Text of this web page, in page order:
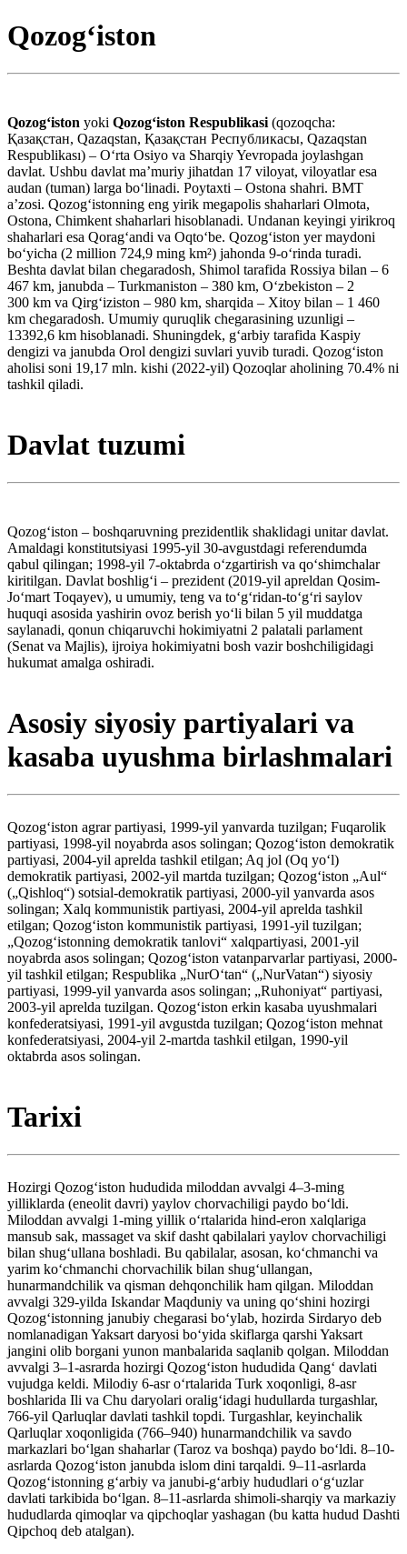
Qozog‘iston
Qozogʻiston yoki Qozogʻiston Respublikasi (qozoqcha:
Қазақстан, Qazaqstan, Қазақстан Республикасы, Qazaqstan
Respublikası) – Oʻrta Osiyo va Sharqiy Yevropada joylashgan
davlat. Ushbu davlat maʼmuriy jihatdan 17 viloyat, viloyatlar esa
audan (tuman) larga boʻlinadi. Poytaxti – Ostona shahri. BMT
aʼzosi. Qozogʻistonning eng yirik megapolis shaharlari Olmota,
Ostona, Chimkent shaharlari hisoblanadi. Undanan keyingi yirikroq
shaharlari esa Qoragʻandi va Oqtoʻbe. Qozogʻiston yer maydoni
boʻyicha (2 million 724,9 ming km²) jahonda 9-oʻrinda turadi.
Beshta davlat bilan chegaradosh, Shimol tarafida Rossiya bilan – 6
467 km, janubda – Turkmaniston – 380 km, Oʻzbekiston – 2
300 km va Qirgʻiziston – 980 km, sharqida – Xitoy bilan – 1 460
km chegaradosh. Umumiy quruqlik chegarasining uzunligi –
13392,6 km hisoblanadi. Shuningdek, gʻarbiy tarafida Kaspiy
dengizi va janubda Orol dengizi suvlari yuvib turadi. Qozogʻiston
aholisi soni 19,17 mln. kishi (2022-yil) Qozoqlar aholining 70.4% ni
tashkil qiladi.
Davlat tuzumi
Qozogʻiston – boshqaruvning prezidentlik shaklidagi unitar davlat.
Amaldagi konstitutsiyasi 1995-yil 30-avgustdagi referendumda
qabul qilingan; 1998-yil 7-oktabrda oʻzgartirish va qoʻshimchalar
kiritilgan. Davlat boshligʻi – prezident (2019-yil apreldan Qosim-
Joʻmart Toqayev), u umumiy, teng va toʻgʻridan-toʻgʻri saylov
huquqi asosida yashirin ovoz berish yoʻli bilan 5 yil muddatga
saylanadi, qonun chiqaruvchi hokimiyatni 2 palatali parlament
(Senat va Majlis), ijroiya hokimiyatni bosh vazir boshchiligidagi
hukumat amalga oshiradi.
Asosiy siyosiy partiyalari va
kasaba uyushma birlashmalari
Qozogʻiston agrar partiyasi, 1999-yil yanvarda tuzilgan; Fuqarolik
partiyasi, 1998-yil noyabrda asos solingan; Qozogʻiston demokratik
partiyasi, 2004-yil aprelda tashkil etilgan; Aq jol (Oq yoʻl)
demokratik partiyasi, 2002-yil martda tuzilgan; Qozogʻiston „Aul“
(„Qishloq“) sotsial-demokratik partiyasi, 2000-yil yanvarda asos
solingan; Xalq kommunistik partiyasi, 2004-yil aprelda tashkil
etilgan; Qozogʻiston kommunistik partiyasi, 1991-yil tuzilgan;
„Qozogʻistonning demokratik tanlovi“ xalqpartiyasi, 2001-yil
noyabrda asos solingan; Qozogʻiston vatanparvarlar partiyasi, 2000-
yil tashkil etilgan; Respublika „NurOʻtan“ („NurVatan“) siyosiy
partiyasi, 1999-yil yanvarda asos solingan; „Ruhoniyat“ partiyasi,
2003-yil aprelda tuzilgan. Qozogʻiston erkin kasaba uyushmalari
konfederatsiyasi, 1991-yil avgustda tuzilgan; Qozogʻiston mehnat
konfederatsiyasi, 2004-yil 2-martda tashkil etilgan, 1990-yil
oktabrda asos solingan.
Tarixi
Hozirgi Qozogʻiston hududida miloddan avvalgi 4–3-ming
yilliklarda (eneolit davri) yaylov chorvachiligi paydo boʻldi.
Miloddan avvalgi 1-ming yillik oʻrtalarida hind-eron xalqlariga
mansub sak, massaget va skif dasht qabilalari yaylov chorvachiligi
bilan shugʻullana boshladi. Bu qabilalar, asosan, koʻchmanchi va
yarim koʻchmanchi chorvachilik bilan shugʻullangan,
hunarmandchilik va qisman dehqonchilik ham qilgan. Miloddan
avvalgi 329-yilda Iskandar Maqduniy va uning qoʻshini hozirgi
Qozogʻistonning janubiy chegarasi boʻylab, hozirda Sirdaryo deb
nomlanadigan Yaksart daryosi boʻyida skiflarga qarshi Yaksart
jangini olib borgani yunon manbalarida saqlanib qolgan. Miloddan
avvalgi 3–1-asrarda hozirgi Qozogʻiston hududida Qangʻ davlati
vujudga keldi. Milodiy 6-asr oʻrtalarida Turk xoqonligi, 8-asr
boshlarida Ili va Chu daryolari oraligʻidagi hudullarda turgashlar,
766-yil Qarluqlar davlati tashkil topdi. Turgashlar, keyinchalik
Qarluqlar xoqonligida (766–940) hunarmandchilik va savdo
markazlari boʻlgan shaharlar (Taroz va boshqa) paydo boʻldi. 8–10-
asrlarda Qozogʻiston janubda islom dini tarqaldi. 9–11-asrlarda
Qozogʻistonning gʻarbiy va janubi-gʻarbiy hududlari oʻgʻuzlar
davlati tarkibida boʻlgan. 8–11-asrlarda shimoli-sharqiy va markaziy
hududlarda qimoqlar va qipchoqlar yashagan (bu katta hudud Dashti
Qipchoq deb atalgan).